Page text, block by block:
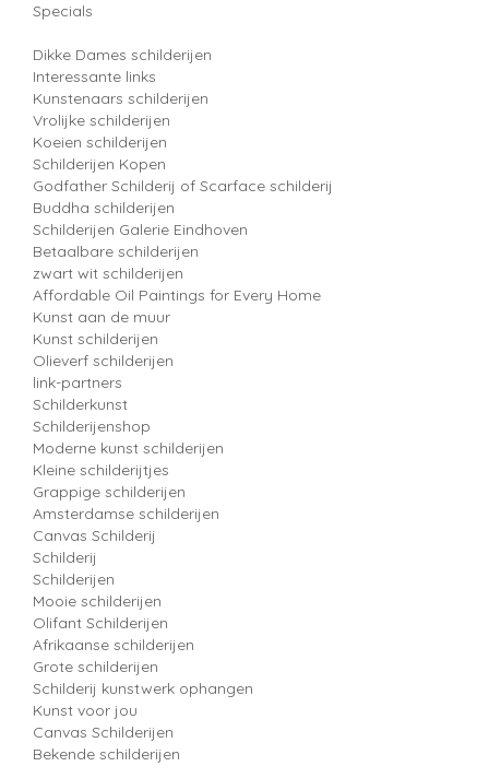
Specials
Dikke Dames schilderijen
Interessante links
Kunstenaars schilderijen
Vrolijke schilderijen
Koeien schilderijen
Schilderijen Kopen
Godfather Schilderij of Scarface schilderij
Buddha schilderijen
Schilderijen Galerie Eindhoven
Betaalbare schilderijen
zwart wit schilderijen
Affordable Oil Paintings for Every Home
Kunst aan de muur
Kunst schilderijen
Olieverf schilderijen
link-partners
Schilderkunst
Schilderijenshop
Moderne kunst schilderijen
Kleine schilderijtjes
Grappige schilderijen
Amsterdamse schilderijen
Canvas Schilderij
Schilderij
Schilderijen
Mooie schilderijen
Olifant Schilderijen
Afrikaanse schilderijen
Grote schilderijen
Schilderij kunstwerk ophangen
Kunst voor jou
Canvas Schilderijen
Bekende schilderijen